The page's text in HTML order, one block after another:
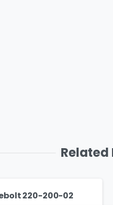
Related
220-200-02